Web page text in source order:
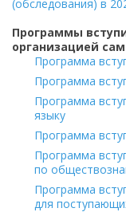
(обследования) в
Программы
организацией
Программа
Программа
Программа
языку
Программа
Программа
по
Программа
для